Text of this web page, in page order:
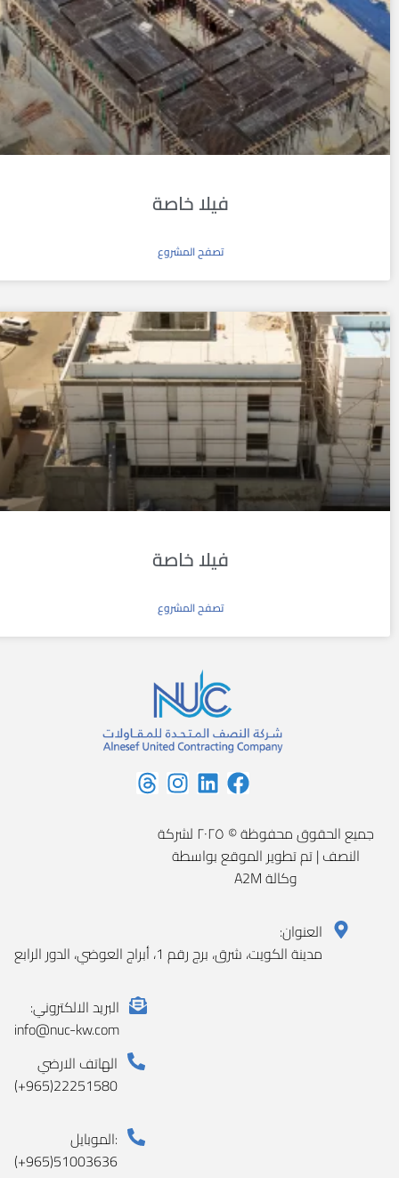
فيلا خاصة
تصفح المشروع
فيلا خاصة
تصفح المشروع
جميع الحقوق محفوظة © ٢٠٢٥ لشركة
النصف | تم تطوير الموقع بواسطة
وكالة A2M
العنوان:
مدينة الكويت، شرق، برج رقم 1، أبراج العوضي، الدور الرابع
البريد الالكتروني:
info@nuc-kw.com
الهاتف الارضي
(+965)22251580
الموبايل:
(+965)51003636